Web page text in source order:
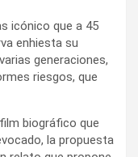
icónico que a 45
enhiesta su
generaciones,
riesgos, que
biográfico que
la propuesta